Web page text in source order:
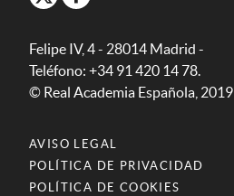
Felipe IV, 4 - 28014 Madrid -
Teléfono: +34 91 420 14 78.
© Real Academia Española, 2019
AVISO LEGAL
POLÍTICA DE PRIVACIDAD
POLÍTICA DE COOKIES